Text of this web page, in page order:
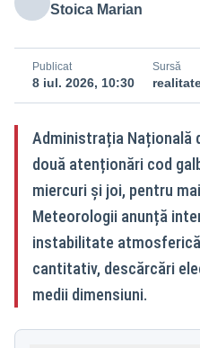
Stoica Marian
Publicat
8 iul. 2026, 10:30
Sursă
Administrația Națională
două atenționări cod
miercuri și joi, pentru
Meteorologii anunță
instabilitate
cantitativ, descărcări
medii dimensiuni.